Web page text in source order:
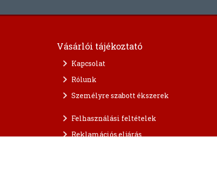
Vásárlói tájékoztató
Kapcsolat
Rólunk
Személyre szabott ékszerek
Felhasználási feltételek
Reklamációs eljárás